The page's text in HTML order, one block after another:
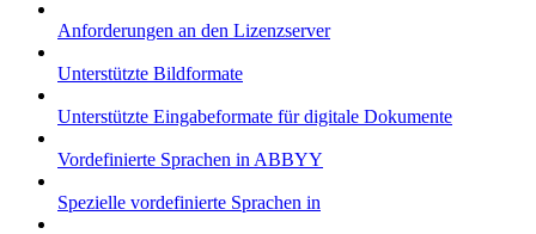
Anforderungen an den Lizenzserver
Unterstützte Bildformate
Unterstützte Eingabeformate für digitale Dokumente
Vordefinierte Sprachen in ABBYY
Spezielle vordefinierte Sprachen in